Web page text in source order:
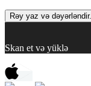
Rəy yaz və dəyərləndir.
Skan et və yüklə